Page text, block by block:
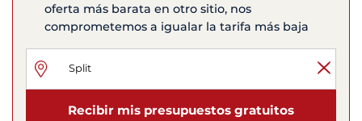
oferta más barata en otro sitio, nos
comprometemos a igualar la tarifa más baja
Recibir mis presupuestos gratuitos